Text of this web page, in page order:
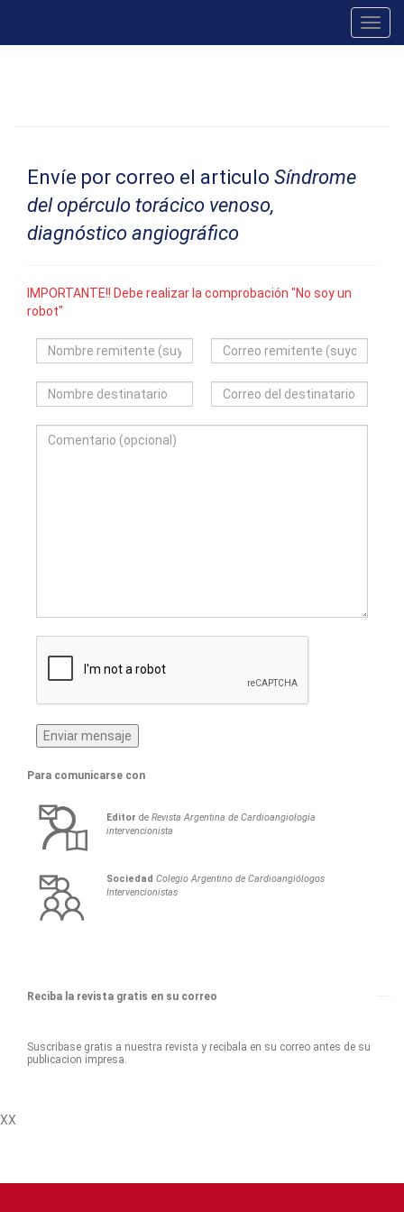
Envíe por correo el articulo Síndrome
del opérculo torácico venoso,
diagnóstico angiográfico
IMPORTANTE!! Debe realizar la comprobación "No soy un
robot"
Para comunicarse con
Editor deRevista Argentina de Cardioangiología
intervencionista
Sociedad Colegio Argentino de Cardioangiólogos
Intervencionistas
Reciba la revista gratis en su correo
Suscribase gratis a nuestra revista y recibala en su correo antes de su
publicacion impresa.
XX